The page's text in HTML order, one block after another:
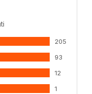
205
93
12
1